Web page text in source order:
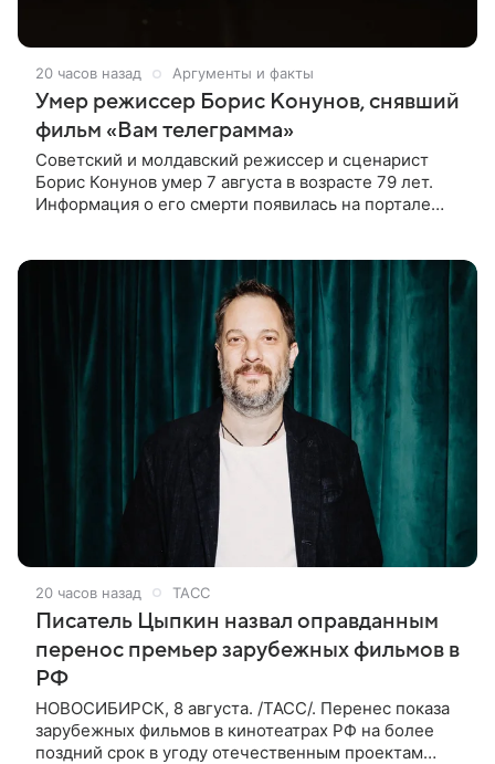
20 часов назад Аргументы и факты
Умер режиссер Борис Конунов, снявший
фильм «Вам телеграмма»
Советский и молдавский режиссер и сценарист
Борис Конунов умер 7 августа в возрасте 79 лет.
Информация о его смерти появилась на портале
20 часов назад ТАСС
Писатель Цыпкин назвал оправданным
перенос премьер зарубежных фильмов в
РФ
НОВОСИБИРСК, 8 августа. /ТАСС/. Перенес показа
зарубежных фильмов в кинотеатрах РФ на более
поздний срок в угоду отечественным проектам